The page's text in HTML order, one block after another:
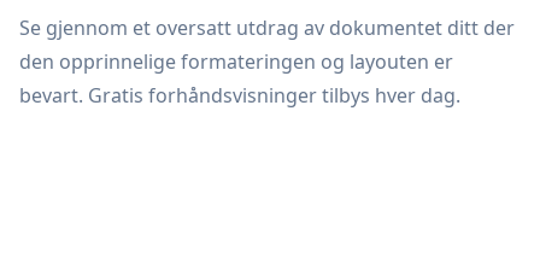
Se gjennom et oversatt utdrag av dokumentet ditt der
den opprinnelige formateringen og layouten er
bevart. Gratis forhåndsvisninger tilbys hver dag.